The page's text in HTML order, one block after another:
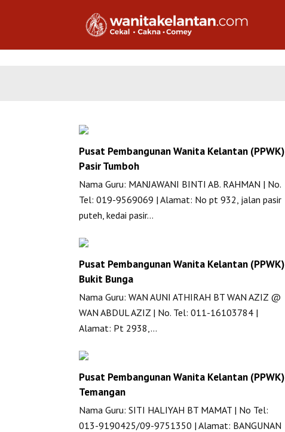
Pusat Pembangunan Wanita Kelantan (PPWK)
Pasir Tumboh
Nama Guru: MANJAWANI BINTI AB. RAHMAN | No.
Tel: 019-9569069 | Alamat: No pt 932, jalan pasir
puteh, kedai pasir…
Pusat Pembangunan Wanita Kelantan (PPWK)
Bukit Bunga
Nama Guru: WAN AUNI ATHIRAH BT WAN AZIZ @
WAN ABDUL AZIZ | No. Tel: 011-16103784 |
Alamat: Pt 2938,…
Pusat Pembangunan Wanita Kelantan (PPWK)
Temangan
Nama Guru: SITI HALIYAH BT MAMAT | No Tel:
013-9190425/09-9751350 | Alamat: BANGUNAN